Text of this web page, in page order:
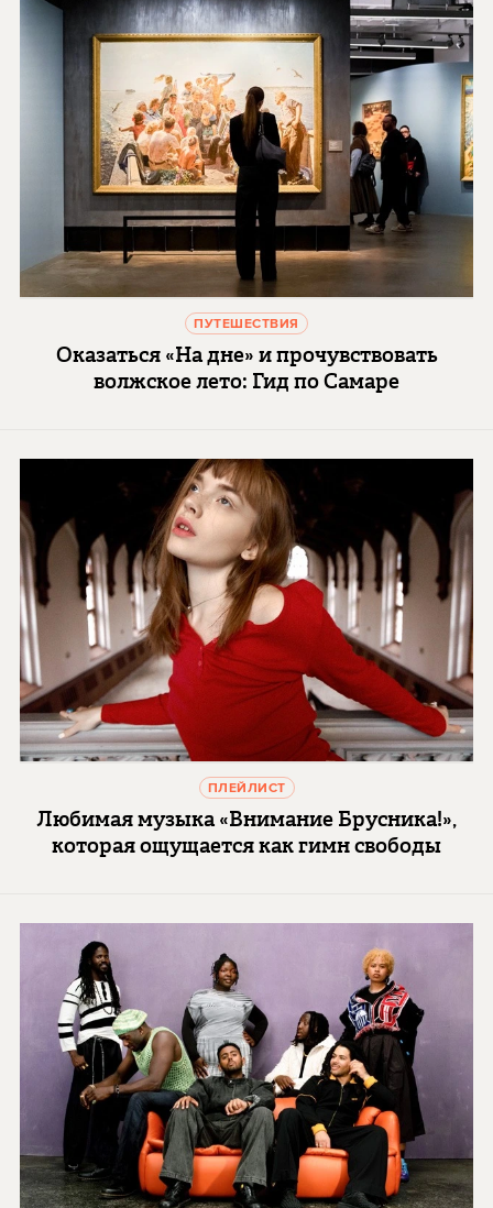
ПУТЕШЕСТВИЯ
Оказаться «На дне» и прочувствовать
волжское лето: Гид по Самаре
ПЛЕЙЛИСТ
Любимая музыка «Внимание Брусника!»,
которая ощущается как гимн свободы